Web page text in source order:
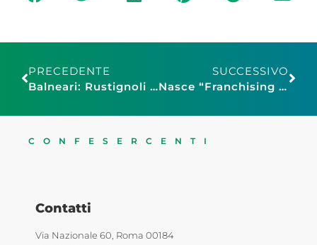
PRECEDENTE
Balneari: Rustignoli (FIBA Confesercenti), “Positive dichiarazioni del ministro De Micheli”
SUCCESSIVO
Nasce “Franchising in TV”, il primo format televisivo, web e social esclusivamente dedicato all’affiliazione commerciale
CONFESERCENTI
Contatti
Via Nazionale 60, Roma 00184